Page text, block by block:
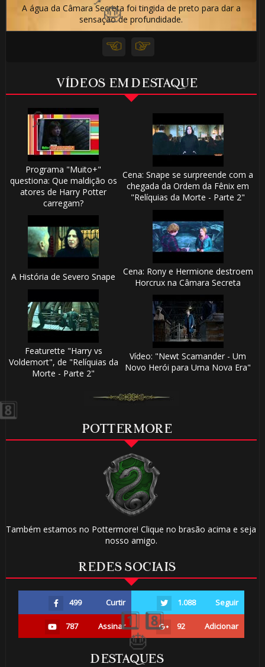
A água da Câmara Secreta foi tingida de preto para dar a
sensação de profundidade.
VÍDEOS EM DESTAQUE
Programa "Muito+"
questiona: Que maldição os
atores de Harry Potter
carregam?
Cena: Snape se surpreende com a
chegada da Ordem da Fênix em
"Relíquias da Morte - Parte 2"
A História de Severo Snape
Cena: Rony e Hermione destroem
Horcrux na Câmara Secreta
Featurette "Harry vs
Voldemort", de "Relíquias da
Morte - Parte 2"
Vídeo: "Newt Scamander - Um
Novo Herói para Uma Nova Era"
POTTERMORE
Também estamos no Pottermore! Clique no brasão acima e seja
nosso amigo.
REDES SOCIAIS
499 Curtir 1.088 Seguir
787 Assinar 92 Adicionar
DESTAQUES
1️⃣ 8️⃣
8️⃣
⚡
🎂
🎂
1️⃣ 8️⃣